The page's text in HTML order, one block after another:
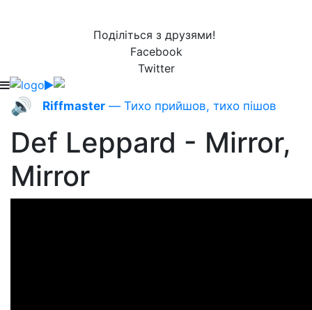
Поділіться з друзями!
Facebook
Twitter
🔊 Riffmaster — Тихо прийшов, тихо пішов
Def Leppard - Mirror,
Mirror